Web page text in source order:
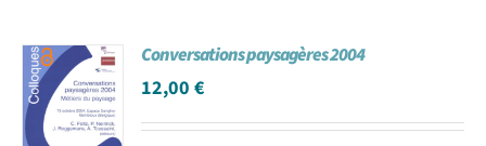
Conversations paysagères 2004
12,00€